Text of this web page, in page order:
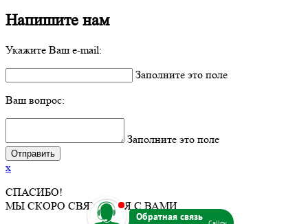
Напишите нам
Укажите Ваш e-mail:
Заполните это поле
Ваш вопрос:
Заполните это поле
x
СПАСИБО!
МЫ СКОРО СВЯЖЕМСЯ С ВАМИ.